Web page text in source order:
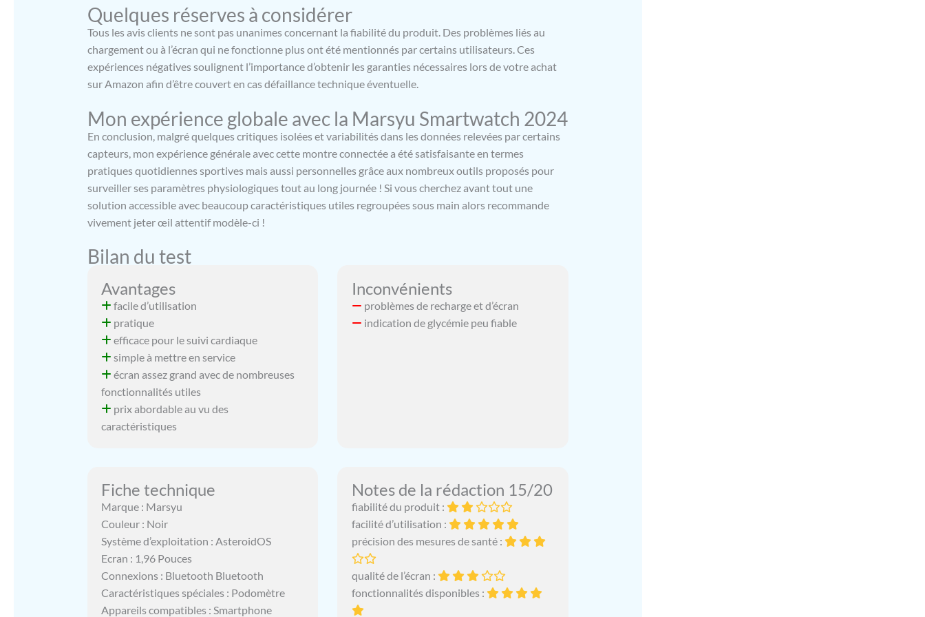
femme et femme propose de nombreuses fonctions pratiques :
musique Bluetooth, météo, assistant vocal, calculatrice, réveil et
suivi du cycle menstruel, pour répondre à tous vos besoins
quotidiens.
Quelques réserves à considérer
Tous les avis clients ne sont pas unanimes concernant la fiabilité du produit. Des problèmes liés au
chargement ou à l’écran qui ne fonctionne plus ont été mentionnés par certains utilisateurs. Ces
expériences négatives soulignent l’importance d’obtenir les garanties nécessaires lors de votre achat
sur Amazon afin d’être couvert en cas défaillance technique éventuelle.
Mon expérience globale avec la Marsyu Smartwatch 2024
En conclusion, malgré quelques critiques isolées et variabilités dans les données relevées par certains
capteurs, mon expérience générale avec cette montre connectée a été satisfaisante en termes
pratiques quotidiennes sportives mais aussi personnelles grâce aux nombreux outils proposés pour
surveiller ses paramètres physiologiques tout au long journée ! Si vous cherchez avant tout une
solution accessible avec beaucoup caractéristiques utiles regroupées sous main alors recommande
vivement jeter œil attentif modèle-ci !
Bilan du test
Avantages
facile d’utilisation
pratique
efficace pour le suivi cardiaque
simple à mettre en service
écran assez grand avec de nombreuses
fonctionnalités utiles
prix abordable au vu des
caractéristiques
Inconvénients
problèmes de recharge et d’écran
indication de glycémie peu fiable
Fiche technique
Marque : Marsyu
Couleur : Noir
Système d’exploitation : AsteroidOS
Ecran : 1,96 Pouces
Connexions : Bluetooth Bluetooth
Caractéristiques spéciales : Podomètre
Appareils compatibles : Smartphone
Notes de la rédaction 15/20
fiabilité du produit :
facilité d’utilisation :
précision des mesures de santé :
qualité de l’écran :
fonctionnalités disponibles :